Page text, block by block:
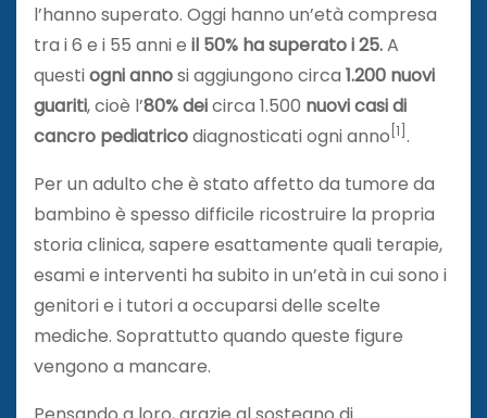
l’hanno superato. Oggi hanno un’età compresa
tra i 6 e i 55 anni e il 50% ha superato i 25.A
questiogni annosi aggiungono circa 1.200 nuovi
guariti, cioè l’80% deicirca 1.500 nuovi casi di
cancro pediatricodiagnosticati ogni anno [1] .
Per un adulto che è stato affetto da tumore da
bambino è spesso difficile ricostruire la propria
storia clinica, sapere esattamente quali terapie,
esami e interventi ha subito in un’età in cui sono i
genitori e i tutori a occuparsi delle scelte
mediche. Soprattutto quando queste figure
vengono a mancare.